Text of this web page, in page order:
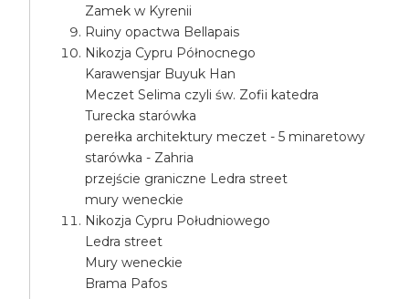
Zamek w Kyrenii
Ruiny opactwa Bellapais
Nikozja Cypru Północnego
Karawensjar Buyuk Han
Meczet Selima czyli św. Zofii katedra
Turecka starówka
perełka architektury meczet - 5 minaretowy
starówka - Zahria
przejście graniczne Ledra street
mury weneckie
Nikozja Cypru Południowego
Ledra street
Mury weneckie
Brama Pafos